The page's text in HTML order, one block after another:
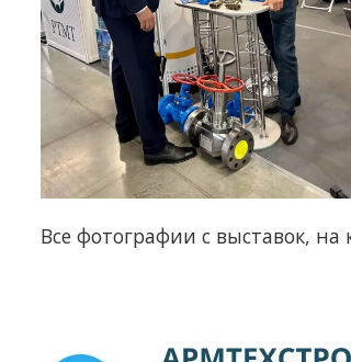
Все фотографии с выставок,